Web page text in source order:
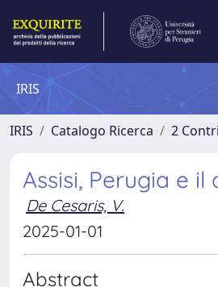
IRIS
IRIS Catalogo Ricerca 2
Assisi, Perugia e
De Cesaris, V.
2025-01-01
Abstract